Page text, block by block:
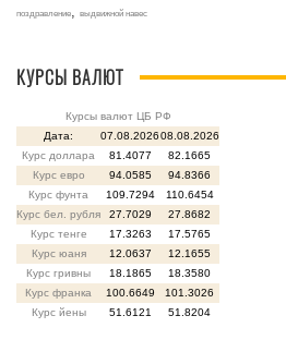
поздравление выдвижной навес
КУРСЫ ВАЛЮТ
Курсы валют ЦБ РФ
Дата:
07.08.202608.08.2026
Курс доллара
81.4077
82.1665
Курс евро
94.0585
94.8366
Курс фунта
109.7294
110.6454
Курс бел. рубля
27.7029
27.8682
Курс тенге
17.3263
17.5765
Курс юаня
12.0637
12.1655
Курс гривны
18.1865
18.3580
Курс франка
100.6649
101.3026
Курс йены
51.6121 51.8204